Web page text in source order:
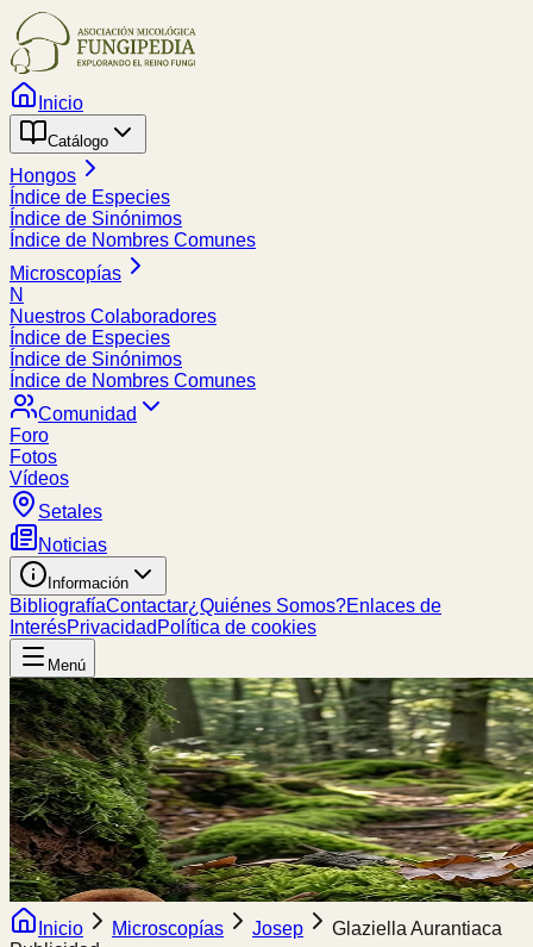
Inicio
Catálogo
Hongos
Índice de Especies
Índice de Sinónimos
Índice de Nombres Comunes
Microscopías
N
Nuestros Colaboradores
Índice de Especies
Índice de Sinónimos
Índice de Nombres Comunes
Comunidad
Foro
Fotos
Vídeos
Setales
Noticias
Información
BibliografíaContactar¿Quiénes Somos?Enlaces de
InterésPrivacidad Política de cookies
Menú
Inicio Microscopías Josep
Glaziella Aurantiaca